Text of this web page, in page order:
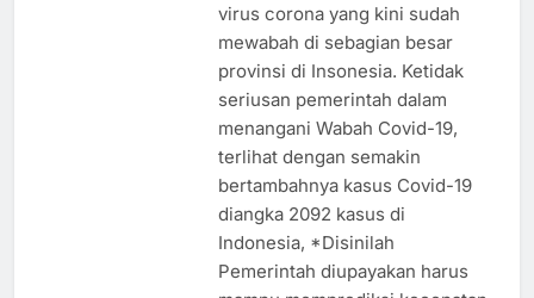
virus corona yang kini sudah
mewabah di sebagian besar
provinsi di Insonesia. Ketidak
seriusan pemerintah dalam
menangani Wabah Covid-19,
terlihat dengan semakin
bertambahnya kasus Covid-19
diangka 2092 kasus di
Indonesia, *Disinilah
Pemerintah diupayakan harus